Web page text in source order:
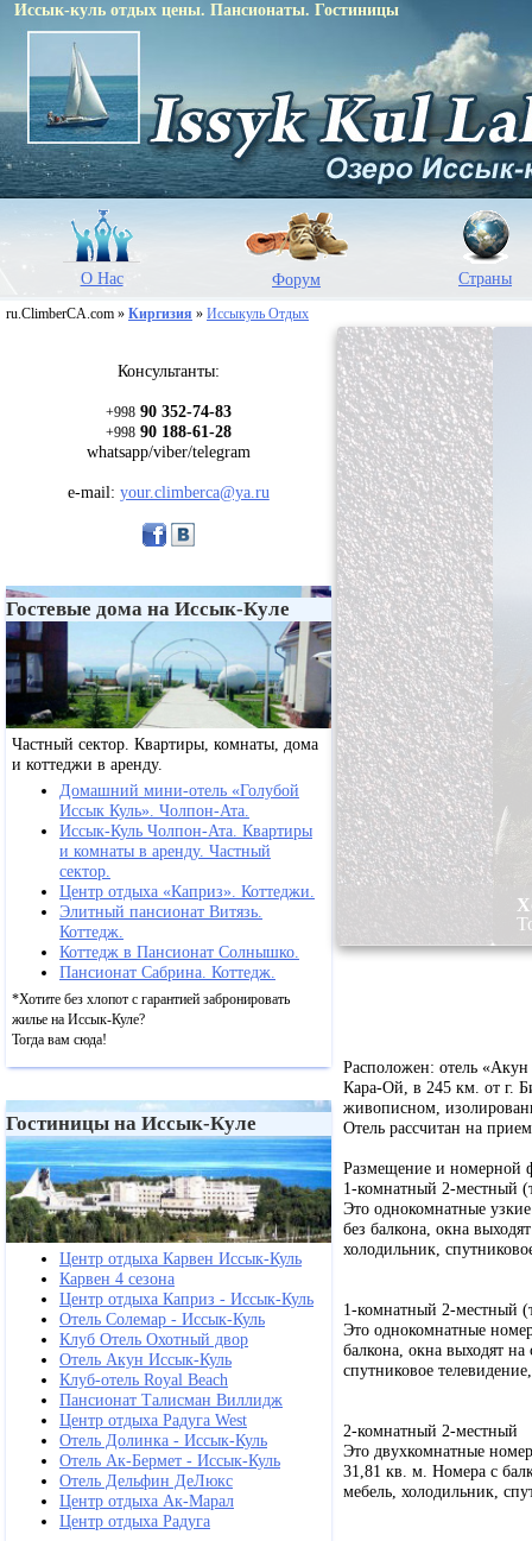
Иссык-куль отдых цены. Пансионаты. Гостиницы
О Нас Форум Страны
ru.ClimberCA.com » Киргизия » Иссыкуль Отдых
Консультанты:
+998 90 352-74-83
+998 90 188-61-28
whatsapp/viber/telegram
e-mail: your.climberca@ya.ru
Гостевые дома на Иссык-Куле
Частный сектор. Квартиры, комнаты, дома
и коттеджи в аренду.
Домашний мини-отель «Голубой
Иссык Куль». Чолпон-Ата.
Иссык-Куль Чолпон-Ата. Квартиры
и комнаты в аренду. Частный
сектор.
Центр отдыха «Каприз». Коттеджи.
Элитный пансионат Витязь.
Коттедж.
Коттедж в Пансионат Солнышко.
Пансионат Сабрина. Коттедж.
*Хотите без хлопот с гарантией забронировать
жилье на Иссык-Куле?
Тогда вам сюда!
Гостиницы на Иссык-Куле
Центр отдыха Карвен Иссык-Куль
Карвен 4 сезона
Центр отдыха Каприз - Иссык-Куль
Отель Солемар - Иссык-Куль
Клуб Отель Охотный двор
Отель Акун Иссык-Куль
Клуб-отель Royal Beach
Пансионат Талисман Виллидж
Центр отдыха Радуга West
Отель Долинка - Иссык-Куль
Отель Ак-Бермет - Иссык-Куль
Отель Дельфин ДеЛюкс
Центр отдыха Ак-Марал
Центр отдыха Радуга
на Иссык-Куле?
Хотите без
Расположен: отель
Кара-Ой, в 245 км. от г.
живописном,
Отель рассчитан на
Размещение и номерной
1-комнатный 2-местный
Это однокомнатные
без балкона, окна
холодильник,
1-комнатный 2-местный
Это однокомнатные
балкона, окна выходят
спутниковое
2-комнатный 2-местный
Это двухкомнатные
31,81 кв. м. Номера с
мебель, холодильник,